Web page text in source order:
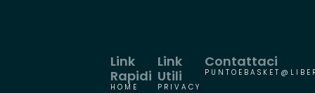
Link
Utili
PRIVACY
Link
Rapidi
HOME
Contattaci